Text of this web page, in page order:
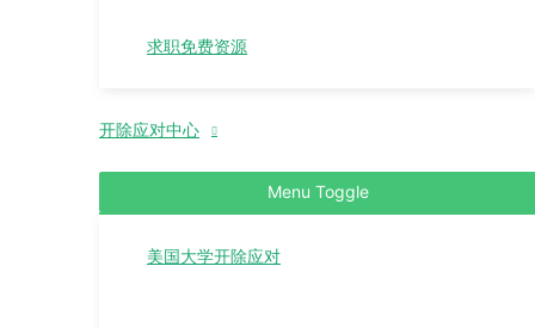
求职免费资源
开除应对中心
Menu Toggle
美国大学开除应对